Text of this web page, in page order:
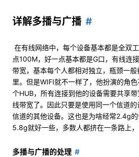
详解多播与广播
在有线网络中，每个设备基本都是全双
点100M，好一点基本都是G口，有线连
带宽，基本每个人都相对独立，瓶颈一
里。但是WIFI就不一样了，他扮演的角
个HUB，所有连接到他的设备需要共享
线带宽了。因此只要是使用同一个信道
信道的其他设备。这也是为啥经常2.4g
5.8g就好一些，多数人都挤在一条路上，
多播与广播的处理